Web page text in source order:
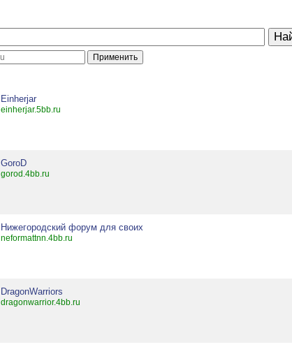
Еinherjar
einherjar.5bb.ru
GoroD
gorod.4bb.ru
Нижегородский форум для своих
neformattnn.4bb.ru
DragonWarriors
dragonwarrior.4bb.ru